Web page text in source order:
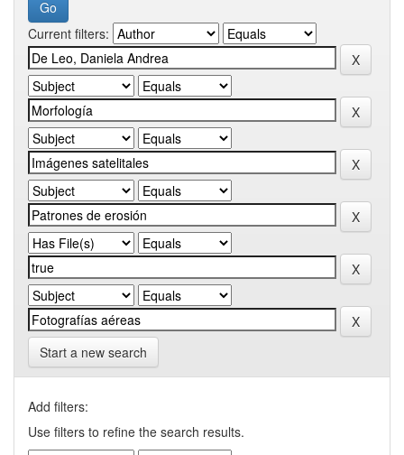
Current filters:
Start a new search
Add filters:
Use filters to refine the search results.